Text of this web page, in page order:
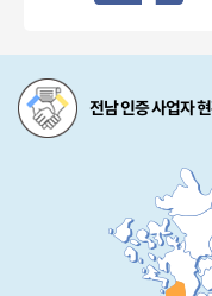
전남 인증 사업자